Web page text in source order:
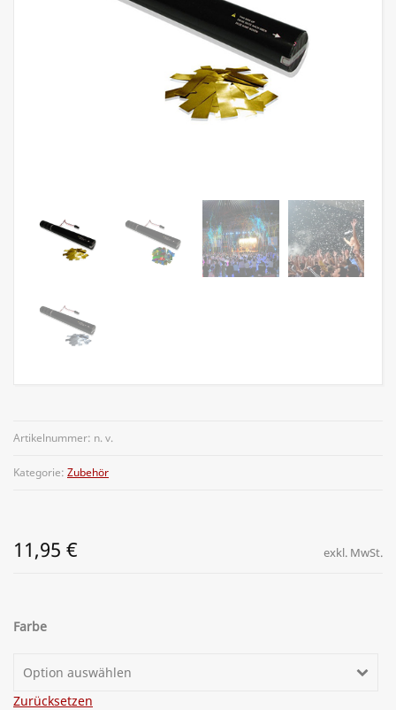
Artikelnummer: n. v.
Kategorie: Zubehör
11,95 € exkl. MwSt.
Farbe
Option auswählen
Zurücksetzen